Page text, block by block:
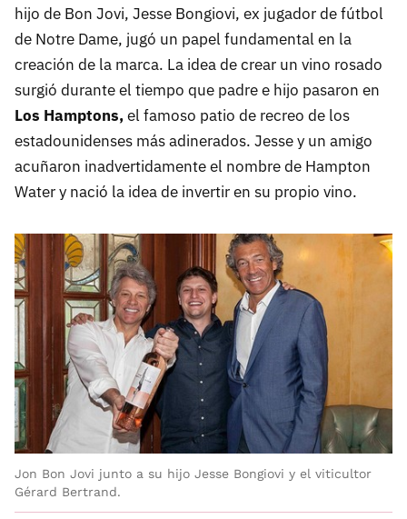
hijo de Bon Jovi, Jesse Bongiovi, ex jugador de fútbol
de Notre Dame, jugó un papel fundamental en la
creación de la marca. La idea de crear un vino rosado
surgió durante el tiempo que padre e hijo pasaron en
Los Hamptons,el famoso patio de recreo de los
estadounidenses más adinerados. Jesse y un amigo
acuñaron inadvertidamente el nombre de Hampton
Water y nació la idea de invertir en su propio vino.
Jon Bon Jovi junto a su hijo Jesse Bongiovi y el viticultor
Gérard Bertrand.